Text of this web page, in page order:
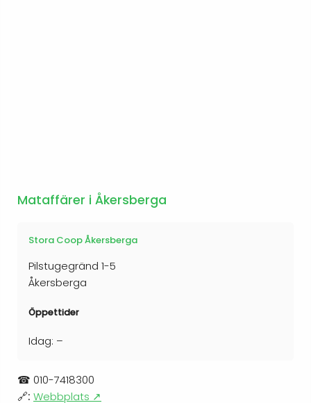
Mataffärer i Åkersberga
Stora Coop Åkersberga
Pilstugegränd 1-5
Åkersberga
Öppettider
Idag: –
☎ 010-7418300
🔗: Webbplats ↗